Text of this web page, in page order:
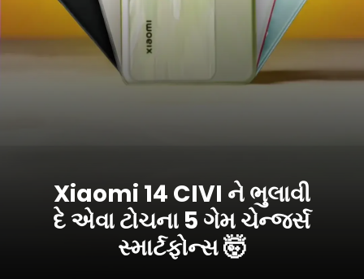
Xiaomi 14 CIVI ને ભુલાવી
દે એવા ટોચના 5 ગેમ ચેન્જર્સ
સ્માર્ટફોન્સ 🤯